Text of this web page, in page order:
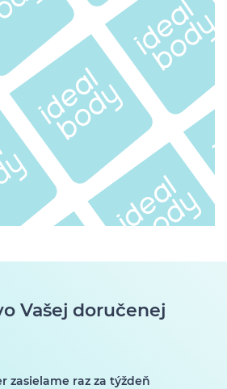
Vašej doručenej
zasielame raz za týždeň